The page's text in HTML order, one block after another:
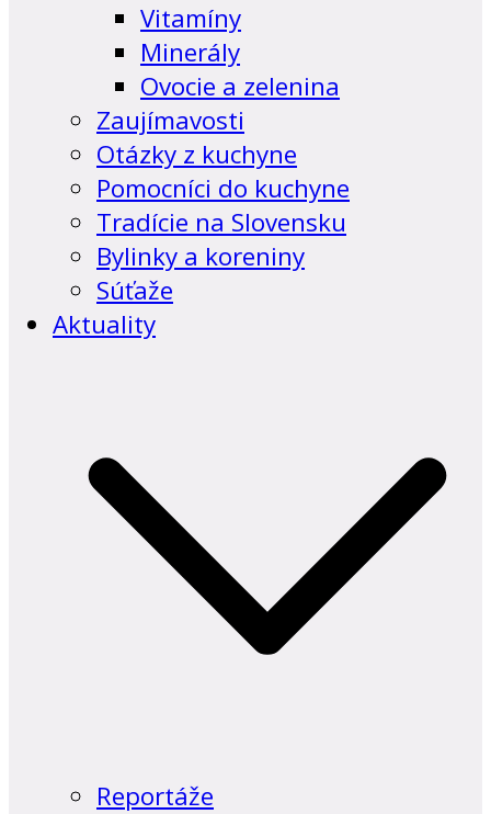
Vitamíny
Minerály
Ovocie a zelenina
Zaujímavosti
Otázky z kuchyne
Pomocníci do kuchyne
Tradície na Slovensku
Bylinky a koreniny
Súťaže
Aktuality
Reportáže